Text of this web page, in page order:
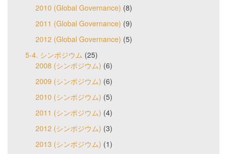
2010 (Global Governance) (8)
2011 (Global Governance) (9)
2012 (Global Governance) (5)
5-4. シンポジウム (25)
2008 (シンポジウム) (6)
2009 (シンポジウム) (6)
2010 (シンポジウム) (5)
2011 (シンポジウム) (4)
2012 (シンポジウム) (3)
2013 (シンポジウム) (1)